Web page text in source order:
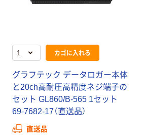
カゴに入れる
グラフテック データロガー本体
と20ch高耐圧高精度ネジ端子の
セット GL860/B-565 1セット
69-7682-17（直送品）
直送品